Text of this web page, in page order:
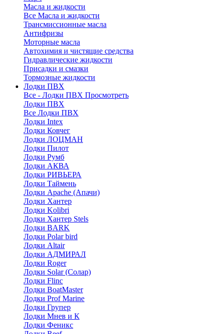
Масла и жидкости
Все Масла и жидкости
Трансмиссионные масла
Антифризы
Моторные масла
Автохимия и чистящие средства
Гидравлические жидкости
Присадки и смазки
Тормозные жидкости
Лодки ПВХ
Все - Лодки ПВХ Просмотреть
Лодки ПВХ
Все Лодки ПВХ
Лодки Intex
Лодки Ковчег
Лодки ЛОЦМАН
Лодки Пилот
Лодки Румб
Лодки АКВА
Лодки РИВЬЕРА
Лодки Таймень
Лодки Apache (Апачи)
Лодки Хантер
Лодки Kolibri
Лодки Хантер Stels
Лодки BARK
Лодки Polar bird
Лодки Altair
Лодки АДМИРАЛ
Лодки Roger
Лодки Solar (Солар)
Лодки Flinc
Лодки BoatMaster
Лодки Prof Marine
Лодки Групер
Лодки Мнев и К
Лодки Феникс